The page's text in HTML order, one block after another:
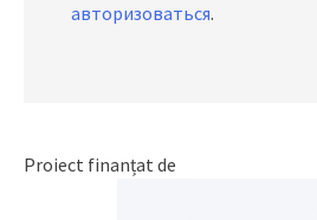
авторизоваться.
Proiect finanțat de